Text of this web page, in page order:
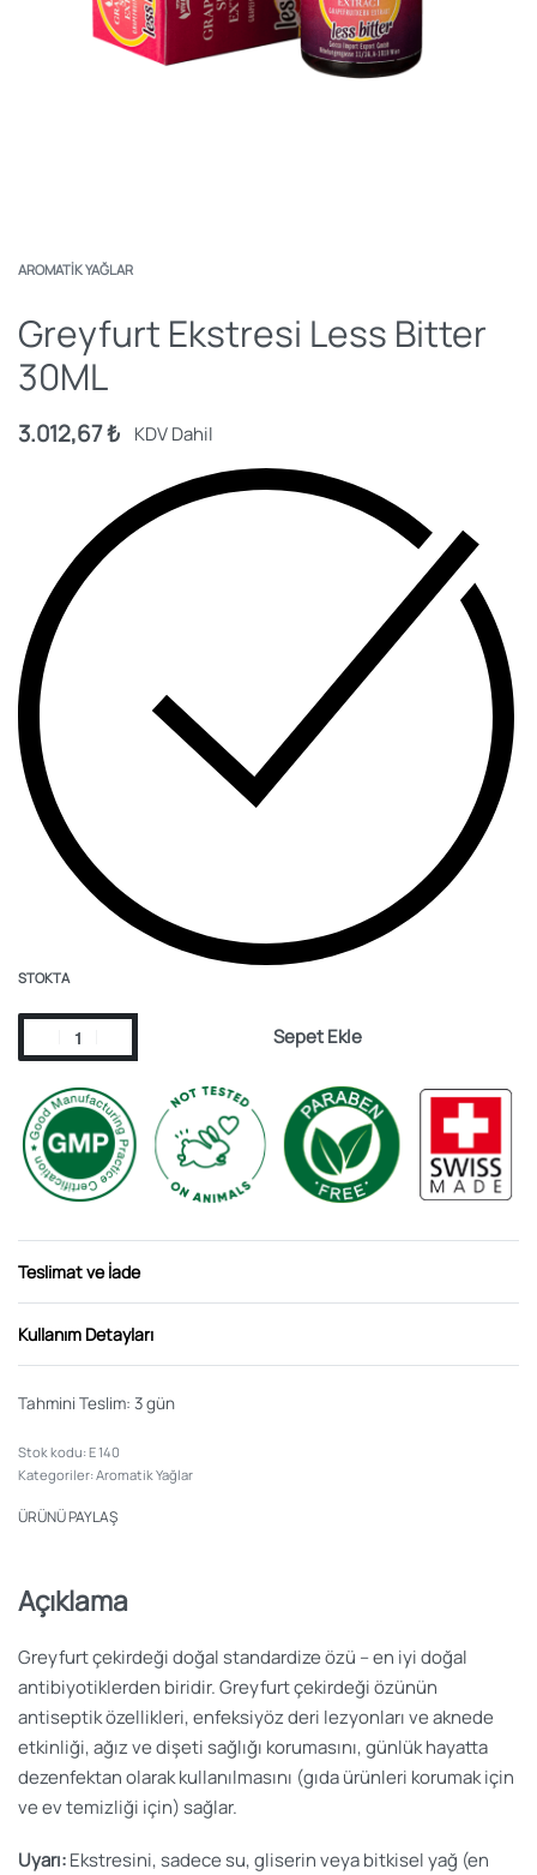
AROMATIK YAĞLAR
Greyfurt Ekstresi Less Bitter
30ML
3.012,67₺ KDV Dahil
STOKTA
Sepet Ekle
Teslimat ve İade
Kullanım Detayları
Tahmini Teslim: 3 gün
E 140
Kategoriler:Aromatik Yağlar
ÜRÜNÜ PAYLAŞ
Açıklama
Greyfurt çekirdeği doğal standardize özü – en iyi doğal
antibiyotiklerden biridir. Greyfurt çekirdeği özünün
antiseptik özellikleri, enfeksiyöz deri lezyonları ve aknede
etkinliği, ağız ve dişeti sağlığı korumasını, günlük hayatta
dezenfektan olarak kullanılmasını (gıda ürünleri korumak için
ve ev temizliği için) sağlar.
Uyarı:Ekstresini, sadece su, gliserin veya bitkisel yağ (en